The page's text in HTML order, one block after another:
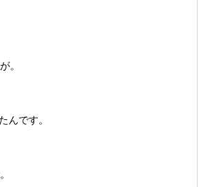
。
んです。